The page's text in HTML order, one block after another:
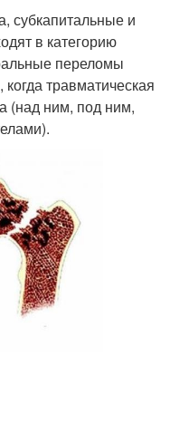
субкапитальные и
в категорию
переломы
травматическая
(над ним, под ним,